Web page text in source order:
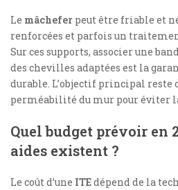
Le mâchefer peut être friable et
renforcées et parfois un
Sur ces supports, associer une
des chevilles adaptées est la
durable. L’objectif principal reste
perméabilité du mur pour éviter
Quel budget prévoir en
aides existent ?
Le coût d’une ITEdépend de la